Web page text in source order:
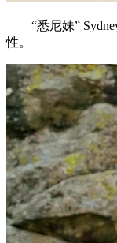
“悉尼妹” Sydney
性。